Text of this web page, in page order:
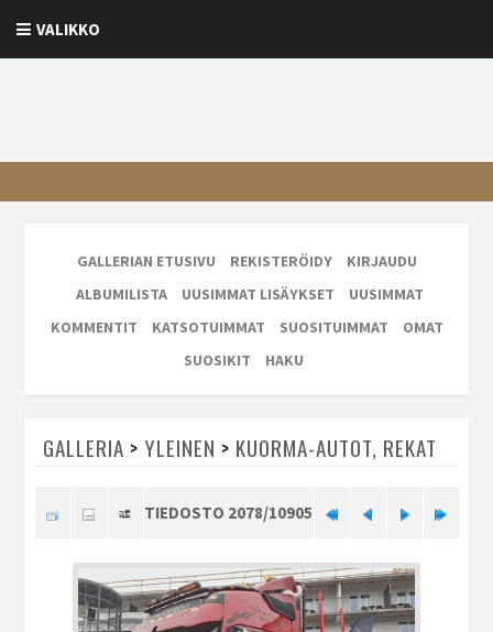
VALIKKO
GALLERIAN ETUSIVU REKISTERÖIDY
KIRJAUDU
ALBUMILISTA
UUSIMMAT LISÄYKSET
UUSIMMAT
KOMMENTIT
KATSOTUIMMAT SUOSITUIMMAT
OMAT
SUOSIKIT
HAKU
GALLERIA > YLEINEN > KUORMA-AUTOT, REKAT
TIEDOSTO 2078/10905